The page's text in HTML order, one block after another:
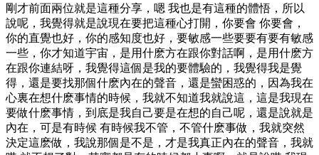
剛才前面兩位就是這種分享，嗯 我也是有這種的體悟，所以
說呢，我覺得就是說現在要把這種心打開，你要會 你要會，
你的直覺也好，你的感知度也好，要敏感一些要要有要有敏感
一些，你才知道宇宙，是用什麽方在跟你對話啊，是用什麽方
在跟你連結呀，我覺得這個是我的要體驗的，我覺得我是覺
得，還是要找那個什麽內在的聲音，還是蠻困惑的，因為我在
心裏在想什麽事情的時候，我就不知道我就說這，這是我現在
要做什麽事情，到底是我自己要是在想的自己呢，還是說就是
內在，可是有時候 有時候我不管，不管什麽事做，我就突然
決定這麽做，我說那個是不是，才是我真正內在的聲音，我就